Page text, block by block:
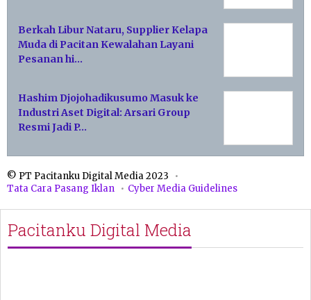
Berkah Libur Nataru, Supplier Kelapa
Muda di Pacitan Kewalahan Layani
Pesanan hi…
Hashim Djojohadikusumo Masuk ke
Industri Aset Digital: Arsari Group
Resmi Jadi P…
© PT Pacitanku Digital Media 2023
Tata Cara Pasang Iklan
Cyber Media Guidelines
Pacitanku Digital Media